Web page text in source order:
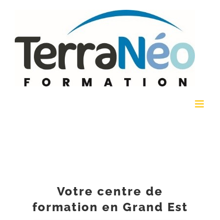
Votre centre de
formation en Grand Est